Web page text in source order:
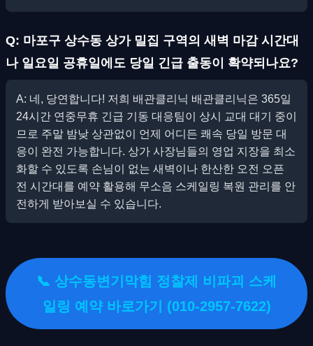
Q: 마포구 상수동 상가 밀집 구역의 새벽 마감 시간대
나 일요일 공휴일에도 당일 긴급 출동이 확약되나요?
A: 네, 당연합니다! 저희 배관클리닉 배관클리닉은 365일
24시간 연중무휴 긴급 기동 대응팀이 상시 교대 대기 중이
므로 주말 밤낮 상관없이 언제 어디든 쾌속 당일 방문 대
응이 완전 가능합니다. 상가 사장님들의 영업 지장을 최소
화할 수 있도록 손님이 없는 새벽이나 한산한 오전 오픈
전 시간대를 예약 활용해 무소음 스케일링 복원 관리를 안
전하게 받아보실 수 있습니다.
📞 상수동변기막힘 정찰제 비파괴 스케
일링 예약 바로가기 (010-2957-7622)